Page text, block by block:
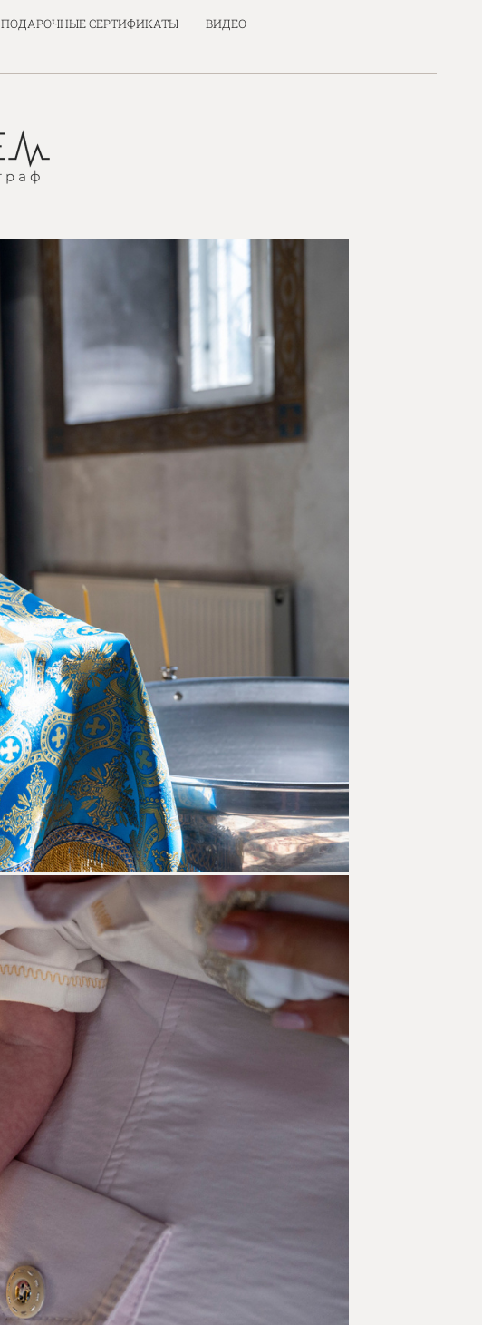
ПОДАРОЧНЫЕ СЕРТИФИКАТЫ
ВИДЕО